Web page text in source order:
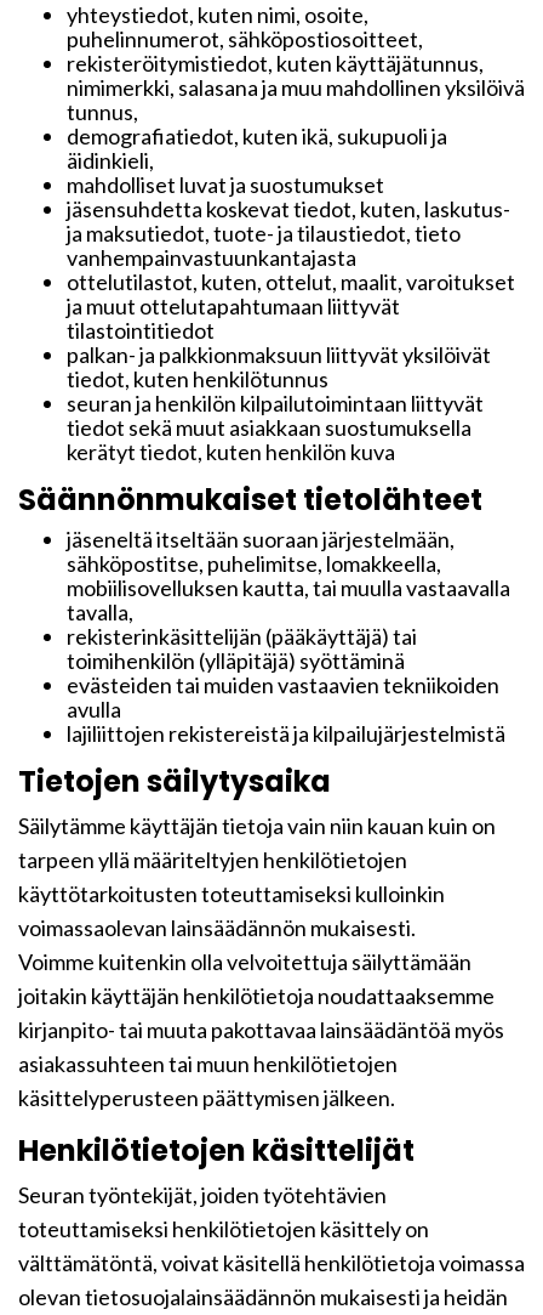
yhteystiedot, kuten nimi, osoite,
puhelinnumerot, sähköpostiosoitteet,
rekisteröitymistiedot, kuten käyttäjätunnus,
nimimerkki, salasana ja muu mahdollinen yksilöivä
tunnus,
demografiatiedot, kuten ikä, sukupuoli ja
äidinkieli,
mahdolliset luvat ja suostumukset
jäsensuhdetta koskevat tiedot, kuten, laskutus-
ja maksutiedot, tuote- ja tilaustiedot, tieto
vanhempainvastuunkantajasta
ottelutilastot, kuten, ottelut, maalit, varoitukset
ja muut ottelutapahtumaan liittyvät
tilastointitiedot
palkan- ja palkkionmaksuun liittyvät yksilöivät
tiedot, kuten henkilötunnus
seuran ja henkilön kilpailutoimintaan liittyvät
tiedot sekä muut asiakkaan suostumuksella
kerätyt tiedot, kuten henkilön kuva
Säännönmukaiset tietolähteet
jäseneltä itseltään suoraan järjestelmään,
sähköpostitse, puhelimitse, lomakkeella,
mobiilisovelluksen kautta, tai muulla vastaavalla
tavalla,
rekisterinkäsittelijän (pääkäyttäjä) tai
toimihenkilön (ylläpitäjä) syöttäminä
evästeiden tai muiden vastaavien tekniikoiden
avulla
lajiliittojen rekistereistä ja kilpailujärjestelmistä
Tietojen säilytysaika
Säilytämme käyttäjän tietoja vain niin kauan kuin on
tarpeen yllä määriteltyjen henkilötietojen
käyttötarkoitusten toteuttamiseksi kulloinkin
voimassaolevan lainsäädännön mukaisesti.
Voimme kuitenkin olla velvoitettuja säilyttämään
joitakin käyttäjän henkilötietoja noudattaaksemme
kirjanpito- tai muuta pakottavaa lainsäädäntöä myös
asiakassuhteen tai muun henkilötietojen
käsittelyperusteen päättymisen jälkeen.
Henkilötietojen käsittelijät
Seuran työntekijät, joiden työtehtävien
toteuttamiseksi henkilötietojen käsittely on
välttämätöntä, voivat käsitellä henkilötietoja voimassa
olevan tietosuojalainsäädännön mukaisesti ja heidän